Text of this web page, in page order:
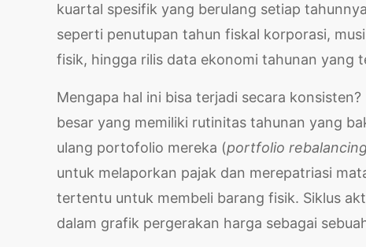
kuartal spesifik yang berulang setiap
seperti penutupan tahun fiskal korporasi,
fisik, hingga rilis data ekonomi tahunan yang
Mengapa hal ini bisa terjadi secara
besar yang memiliki rutinitas tahunan yang
ulang portofolio mereka (portfolio
untuk melaporkan pajak dan merepatriasi
tertentu untuk membeli barang fisik. Siklus
dalam grafik pergerakan harga sebagai